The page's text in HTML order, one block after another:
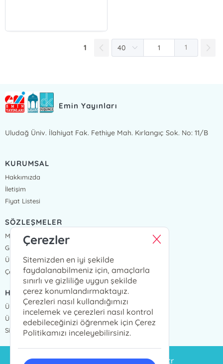
1 1
Emin Yayınları
Uludağ Üniv. İlahiyat Fak. Fethiye Mah. Kırlangıç Sok. No: 11/B
KURUMSAL
Hakkımızda
İletişim
Fiyat Listesi
SÖZLEŞMELER
Mesafeli Satış Sözleşmesi
Gizlilik Sözleşmesi
Üyelik Sözleşmesi
Çerez Politikası
HIZLI ERİŞİM
Üye Ol
Üye Giriş
Sipariş Takip
siparis@eminyayinlari.com.tr
Çerezler
Sitemizden en iyi şekilde
faydalanabilmeniz için, amaçlarla
sınırlı ve gizliliğe uygun şekilde
çerez konumlandırmaktayız.
Çerezleri nasıl kullandığımızı
incelemek ve çerezleri nasıl kontrol
edebileceğinizi öğrenmek için Çerez
Politikamızı inceleyebilirsiniz.